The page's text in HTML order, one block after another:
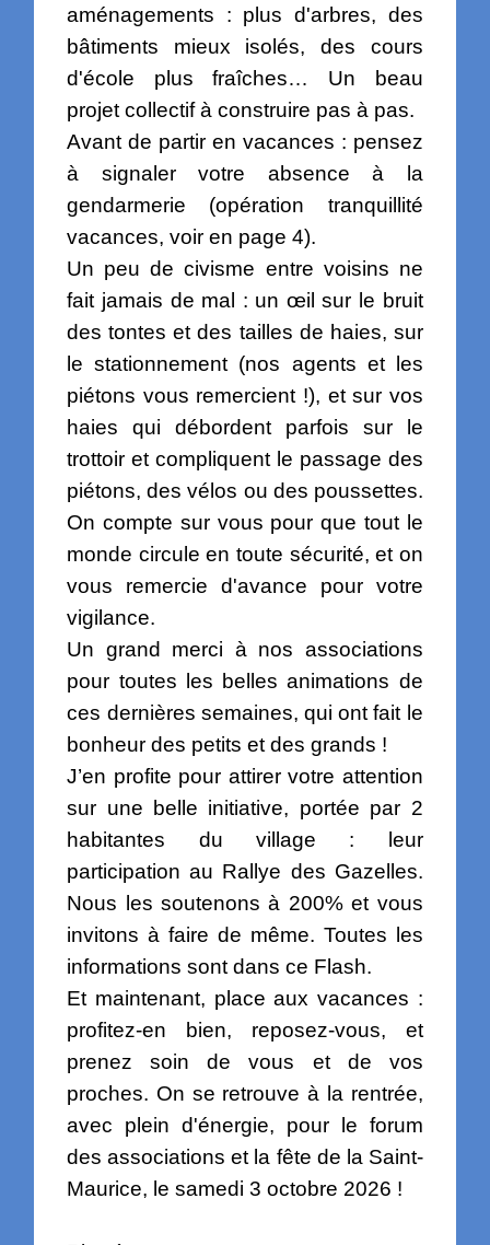
aménagements : plus d'arbres, des
bâtiments mieux isolés, des cours
d'école plus fraîches… Un beau
projet collectif à construire pas à pas.
Avant de partir en vacances : pensez
à signaler votre absence à la
gendarmerie (opération tranquillité
vacances, voir en page 4).
Un peu de civisme entre voisins ne
fait jamais de mal : un œil sur le bruit
des tontes et des tailles de haies, sur
le stationnement (nos agents et les
piétons vous remercient !), et sur vos
haies qui débordent parfois sur le
trottoir et compliquent le passage des
piétons, des vélos ou des poussettes.
On compte sur vous pour que tout le
monde circule en toute sécurité, et on
vous remercie d'avance pour votre
vigilance.
Un grand merci à nos associations
pour toutes les belles animations de
ces dernières semaines, qui ont fait le
bonheur des petits et des grands !
J’en profite pour attirer votre attention
sur une belle initiative, portée par 2
habitantes du village : leur
participation au Rallye des Gazelles.
Nous les soutenons à 200% et vous
invitons à faire de même. Toutes les
informations sont dans ce Flash.
Et maintenant, place aux vacances :
profitez-en bien, reposez-vous, et
prenez soin de vous et de vos
proches. On se retrouve à la rentrée,
avec plein d'énergie, pour le forum
des associations et la fête de la Saint-
Maurice, le samedi 3 octobre 2026 !